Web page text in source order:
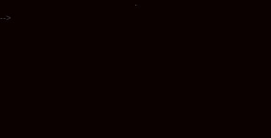
-->